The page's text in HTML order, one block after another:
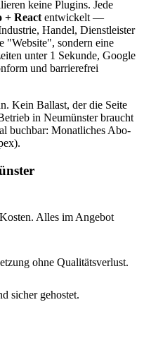
keine Plugins. Jede
+ React entwickelt —
Handel, Dienstleister
"Website", sondern eine
unter 1 Sekunde, Google
und barrierefrei
Kein Ballast, der die Seite
in Neumünster braucht
buchbar: Monatliches Abo-
Alles im Angebot
ohne Qualitätsverlust.
sicher gehostet.